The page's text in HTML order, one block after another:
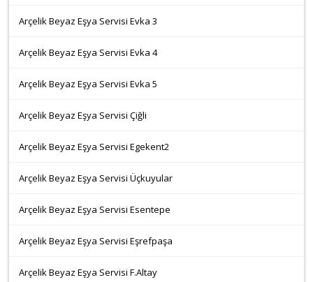
Arçelik Beyaz Eşya Servisi Evka 3
Arçelik Beyaz Eşya Servisi Evka 4
Arçelik Beyaz Eşya Servisi Evka 5
Arçelik Beyaz Eşya Servisi Çiğli
Arçelik Beyaz Eşya Servisi Egekent2
Arçelik Beyaz Eşya Servisi Üçkuyular
Arçelik Beyaz Eşya Servisi Esentepe
Arçelik Beyaz Eşya Servisi Eşrefpaşa
Arçelik Beyaz Eşya Servisi F.Altay